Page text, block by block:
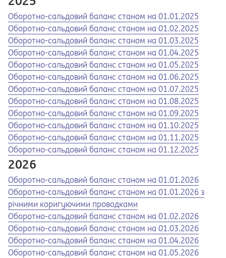
Opens in a new tab
Opens a pdf
Оборотно-сальдовий баланс станом на 01.01.2025
Opens in a new tab
Opens a pdf
Оборотно-сальдовий баланс станом на 01.02.2025
Opens in a new tab
Opens a pdf
Оборотно-сальдовий баланс станом на 01.03.2025
Opens in a new tab
Opens a pdf
Оборотно-сальдовий баланс станом на 01.04.2025
Opens in a new tab
Opens a pdf
Оборотно-сальдовий баланс станом на 01.05.2025
Opens in a new tab
Opens a pdf
Оборотно-сальдовий баланс станом на 01.06.2025
Opens in a new tab
Opens a pdf
Оборотно-сальдовий баланс станом на 01.07.2025
Opens in a new tab
Opens a pdf
Оборотно-сальдовий баланс станом на 01.08.2025
Opens in a new tab
Opens a pdf
Оборотно-сальдовий баланс станом на 01.09.2025
Opens in a new tab
Opens a pdf
Оборотно-сальдовий баланс станом на 01.10.2025
Opens in a new tab
Opens a pdf
Оборотно-сальдовий баланс станом на 01.11.2025
Opens in a new tab
Opens a pdf
Оборотно-сальдовий баланс станом на 01.12.2025
2026
Opens in a new tab
Opens a pdf
Оборотно-сальдовий баланс станом на 01.01.2026
Opens in a new tab
Opens a pdf
Оборотно-сальдовий баланс станом на 01.01.2026 з
річними коригуючими проводками
Opens in a new tab
Opens a pdf
Оборотно-сальдовий баланс станом на 01.02.2026
Opens in a new tab
Opens a pdf
Оборотно-сальдовий баланс станом на 01.03.2026
Opens in a new tab
Opens a pdf
Оборотно-сальдовий баланс станом на 01.04.2026
Opens in a new tab
Opens a pdf
Оборотно-сальдовий баланс станом на 01.05.2026